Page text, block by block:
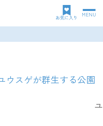
グ
ロ
ビ
お気に入り MENU
ウスゲが群生する公園